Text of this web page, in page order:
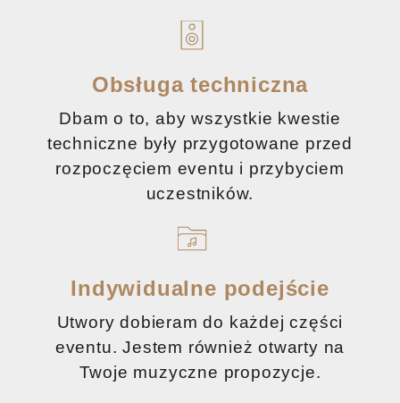
Obsługa techniczna
Dbam o to, aby wszystkie kwestie
techniczne były przygotowane przed
rozpoczęciem eventu i przybyciem
uczestników.
Indywidualne podejście
Utwory dobieram do każdej części
eventu. Jestem również otwarty na
Twoje muzyczne propozycje.